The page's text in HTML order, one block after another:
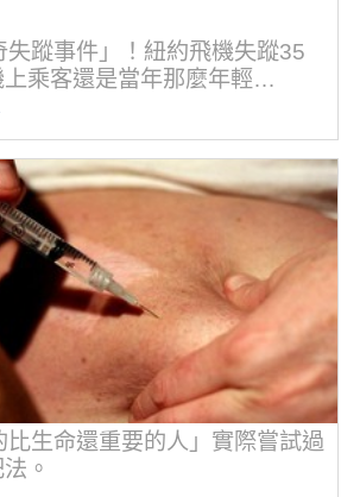
蹤事件」！紐約飛機失蹤35
上乘客還是當年那麼年輕…
生命還重要的人」實際嘗試過
。